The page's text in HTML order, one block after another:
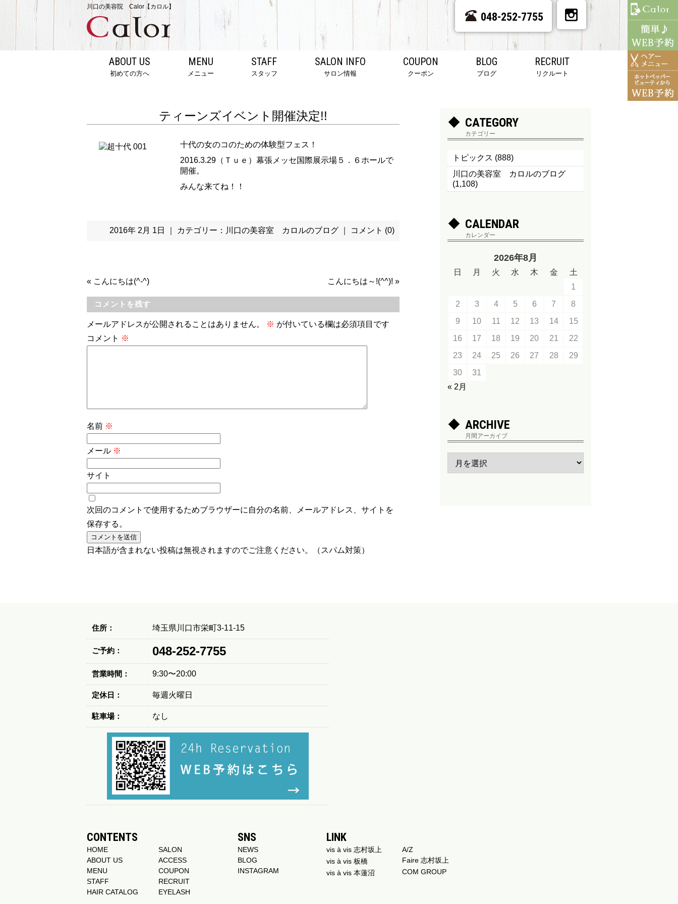
川口の美容院 Calor【カロル】
048-252-7755
ABOUT US
初めての方へ
MENU
メニュー
STAFF
スタッフ
SALON INFO
サロン情報
COUPON
クーポン
BLOG
ブログ
RECRUIT
リクルート
ティーンズイベント開催決定!!
十代の女のコのための体験型フェス！
2016.3.29（Ｔｕｅ）幕張メッセ国際展示場５．６ホールで
開催。
みんな来てね！！
2016年 2月 1日 ｜ カテゴリー： 川口の美容室 カロルのブログ コメント (0)
« こんにちは(^-^) こんにちは～!(^^)! »
コメントを残す
メールアドレスが公開されることはありません。 ※ が付いている欄は必須項目です
コメント ※
名前 ※
メール ※
サイト
次回のコメントで使用するためブラウザーに自分の名前、メールアドレス、サイトを
保存する。
日本語が含まれない投稿は無視されますのでご注意ください。（スパム対策）
CATEGORY
カテゴリー
トピックス (888)
川口の美容室 カロルのブログ
(1,108)
CALENDAR
カレンダー
2026年8月
日 月 火 水 木 金
土
1
2
3 4 5 6 7
8
9
10 11 12 13 14
15
16
17 18 19 20 21
22
23
24 25 26 27 28
29
30
31
« 2月
ARCHIVE
月間アーカイブ
住所： 埼玉県川口市栄町3-11-15
ご予約： 048-252-7755
営業時間： 9:30〜20:00
定休日： 毎週火曜日
駐車場： なし
CONTENTS
HOME
ABOUT US
MENU
STAFF
HAIR CATALOG
SALON
ACCESS
COUPON
RECRUIT
EYELASH
SNS
NEWS
BLOG
INSTAGRAM
LINK
vis à vis 志村坂上
vis à vis 板橋
vis à vis 本蓮沼
A/Z
Faire 志村坂上
COM GROUP